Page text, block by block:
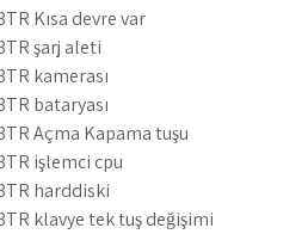
Kısa devre var
şarj aleti
kamerası
bataryası
Açma Kapama tuşu
işlemci cpu
harddiski
klavye tek tuş değişimi